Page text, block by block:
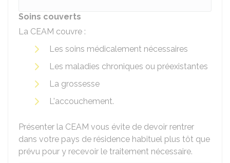
Soins couverts
La CEAM couvre :
Les soins médicalement nécessaires
Les maladies chroniques ou préexistantes
La grossesse
L'accouchement.
Présenter la CEAM vous évite de devoir rentrer
dans votre pays de résidence habituel plus tôt que
prévu pour y recevoir le traitement nécessaire.